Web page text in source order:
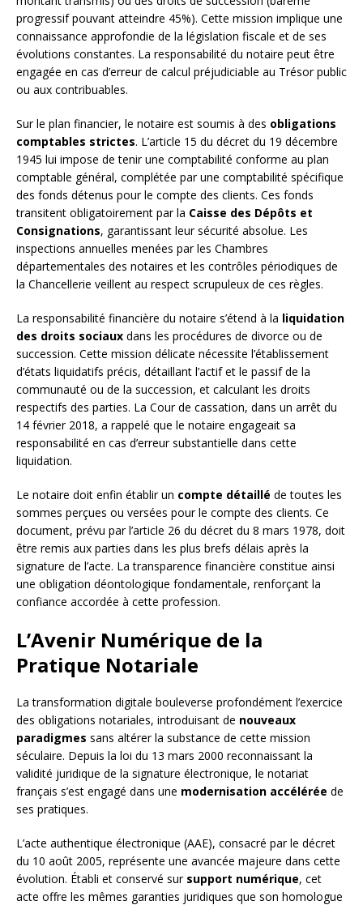
progressif pouvant atteindre 45%). Cette mission implique une
connaissance approfondie de la législation fiscale et de ses
évolutions constantes. La responsabilité du notaire peut être
engagée en cas d’erreur de calcul préjudiciable au Trésor public
ou aux contribuables.
Sur le plan financier, le notaire est soumis à des obligations
comptables strictes. L’article 15 du décret du 19 décembre
1945 lui impose de tenir une comptabilité conforme au plan
comptable général, complétée par une comptabilité spécifique
des fonds détenus pour le compte des clients. Ces fonds
transitent obligatoirement par la Caisse des Dépôts et
Consignations, garantissant leur sécurité absolue. Les
inspections annuelles menées par les Chambres
départementales des notaires et les contrôles périodiques de
la Chancellerie veillent au respect scrupuleux de ces règles.
La responsabilité financière du notaire s’étend à la liquidation
des droits sociaux dans les procédures de divorce ou de
succession. Cette mission délicate nécessite l’établissement
d’états liquidatifs précis, détaillant l’actif et le passif de la
communauté ou de la succession, et calculant les droits
respectifs des parties. La Cour de cassation, dans un arrêt du
14 février 2018, a rappelé que le notaire engageait sa
responsabilité en cas d’erreur substantielle dans cette
liquidation.
Le notaire doit enfin établir un compte détaillé de toutes les
sommes perçues ou versées pour le compte des clients. Ce
document, prévu par l’article 26 du décret du 8 mars 1978, doit
être remis aux parties dans les plus brefs délais après la
signature de l’acte. La transparence financière constitue ainsi
une obligation déontologique fondamentale, renforçant la
confiance accordée à cette profession.
L’Avenir Numérique de la
Pratique Notariale
La transformation digitale bouleverse profondément l’exercice
des obligations notariales, introduisant de nouveaux
paradigmes sans altérer la substance de cette mission
séculaire. Depuis la loi du 13 mars 2000 reconnaissant la
validité juridique de la signature électronique, le notariat
français s’est engagé dans une modernisation accélérée de
ses pratiques.
L’acte authentique électronique (AAE), consacré par le décret
du 10 août 2005, représente une avancée majeure dans cette
évolution. Établi et conservé sur support numérique, cet
acte offre les mêmes garanties juridiques que son homologue